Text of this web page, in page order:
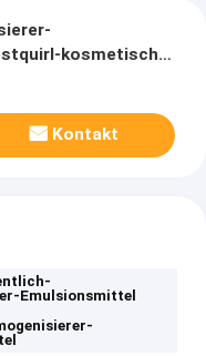
kosmetischer
Kontakt
Emulsionsmittel